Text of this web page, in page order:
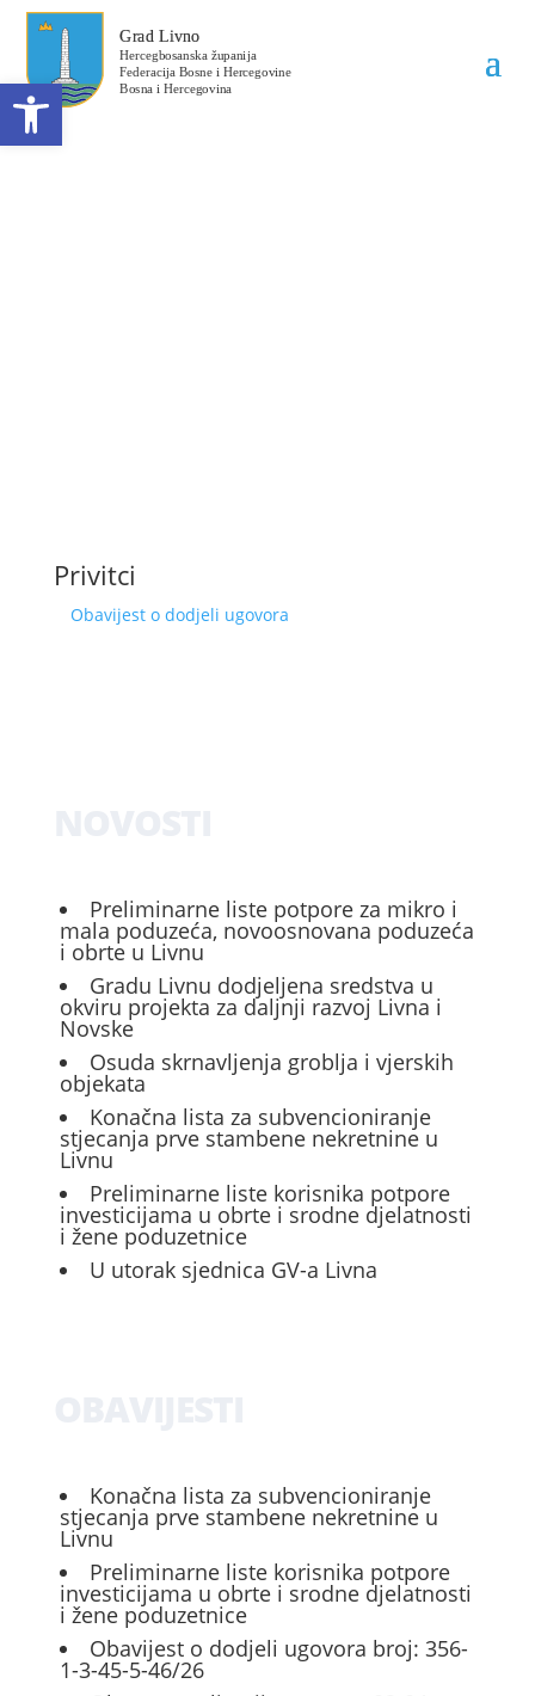
Open toolbar
Privitci
Obavijest o dodjeli ugovora
Preliminarne liste potpore za mikro i
mala poduzeća, novoosnovana poduzeća
i obrte u Livnu
Gradu Livnu dodjeljena sredstva u
okviru projekta za daljnji razvoj Livna i
Novske
Osuda skrnavljenja groblja i vjerskih
objekata
Konačna lista za subvencioniranje
stjecanja prve stambene nekretnine u
Livnu
Preliminarne liste korisnika potpore
investicijama u obrte i srodne djelatnosti
i žene poduzetnice
U utorak sjednica GV-a Livna
Konačna lista za subvencioniranje
stjecanja prve stambene nekretnine u
Livnu
Preliminarne liste korisnika potpore
investicijama u obrte i srodne djelatnosti
i žene poduzetnice
Obavijest o dodjeli ugovora broj: 356-
1-3-45-5-46/26